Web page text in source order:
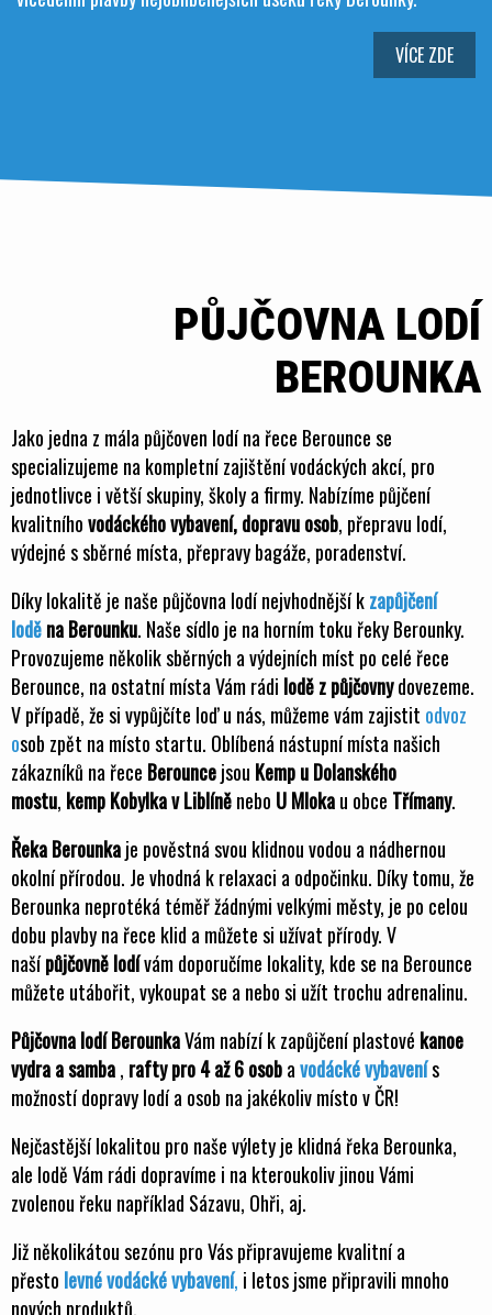
VÍCE ZDE
PŮJČOVNA LODÍ
BEROUNKA
Jako jedna z mála půjčoven lodí na řece Berounce se
specializujeme na kompletní zajištění vodáckých akcí, pro
jednotlivce i větší skupiny, školy a firmy. Nabízíme půjčení
kvalitníhovodáckého vybavení, dopravu osob, přepravu lodí,
výdejné s sběrné místa, přepravy bagáže, poradenství.
Díky lokalitě je naše půjčovna lodí nejvhodnější kzapůjčení
loděna Berounku. Naše sídlo je na horním toku řeky Berounky.
Provozujeme několik sběrných a výdejních míst po celé řece
Berounce, na ostatní místa Vám rádi lodě z půjčovnydovezeme.
V případě, že si vypůjčíte loď u nás, můžeme vám zajistit odvoz
osob zpět na místo startu. Oblíbená nástupní místa našich
zákazníků na řece Berouncejsou Kemp u Dolanského
mostu, kemp Kobylka v Liblíněnebo U Mlokau obce Třímany.
Řeka Berounkaje pověstná svou klidnou vodou a nádhernou
okolní přírodou. Je vhodná k relaxaci a odpočinku. Díky tomu, že
Berounka neprotéká téměř žádnými velkými městy, je po celou
dobu plavby na řece klid a můžete si užívat přírody. V
našípůjčovně lodívám doporučíme lokality, kde se na Berounce
můžete utábořit, vykoupat se a nebo si užít trochu adrenalinu.
Půjčovna lodí BerounkaVám nabízí k zapůjčení plastové kanoe
vydra a samba, rafty pro 4 až 6 osobavodácké vybavenís
možností dopravy lodí a osob na jakékoliv místo v ČR!
Nejčastější lokalitou pro naše výlety je klidná řeka Berounka,
ale lodě Vám rádi dopravíme i na kteroukoliv jinou Vámi
zvolenou řeku například Sázavu, Ohři, aj.
Již několikátou sezónu pro Vás připravujeme kvalitní a
přesto levné vodácké vybavení, i letos jsme připravili mnoho
nových produktů.